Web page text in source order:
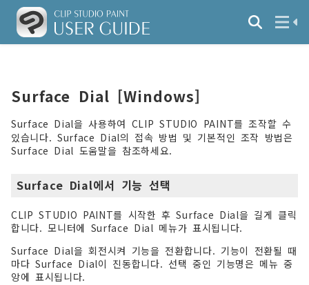
Surface Dial [Windows]
Surface Dial을 사용하여 CLIP STUDIO PAINT를 조작할 수
있습니다. Surface Dial의 접속 방법 및 기본적인 조작 방법은
Surface Dial 도움말을 참조하세요.
Surface Dial에서 기능 선택
CLIP STUDIO PAINT를 시작한 후 Surface Dial을 길게 클릭
합니다. 모니터에 Surface Dial 메뉴가 표시됩니다.
Surface Dial을 회전시켜 기능을 전환합니다. 기능이 전환될 때
마다 Surface Dial이 진동합니다. 선택 중인 기능명은 메뉴 중
앙에 표시됩니다.